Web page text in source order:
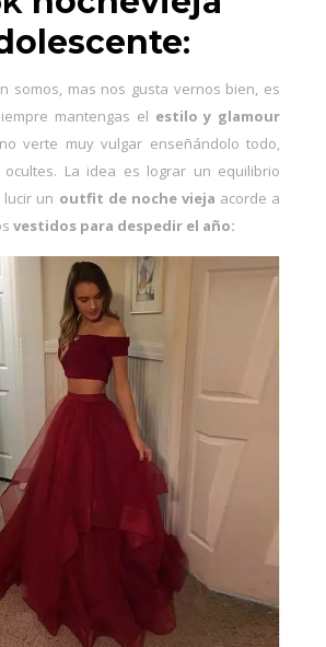
:
somos, mas nos gusta vernos bien, es
mantengas el estilo y glamour
verte muy vulgar enseñándolo todo,
La idea es lograr un equilibrio
un outfit de noche vieja acorde a
vestidos para despedir el año: